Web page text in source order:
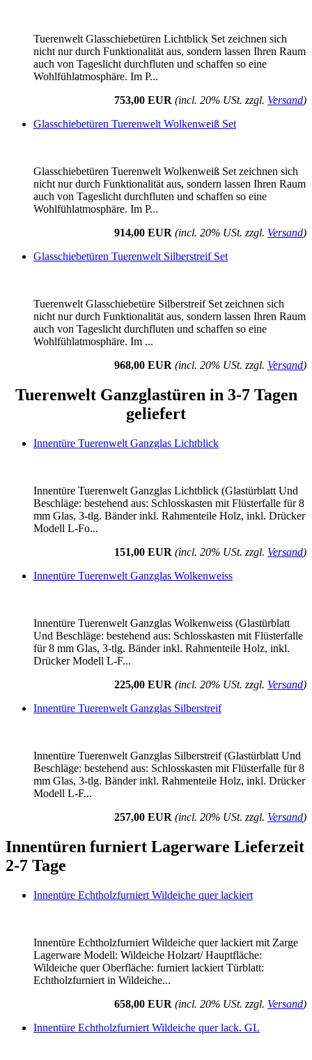
Tuerenwelt Glasschiebetüren Lichtblick Set zeichnen sich
nicht nur durch Funktionalität aus, sondern lassen Ihren Raum
auch von Tageslicht durchfluten und schaffen so eine
Wohlfühlatmosphäre. Im P...
753,00 EUR (incl. 20% USt. zzgl. Versand)
Glasschiebetüren Tuerenwelt Wolkenweiß Set
Glasschiebetüren Tuerenwelt Wolkenweiß Set zeichnen sich
nicht nur durch Funktionalität aus, sondern lassen Ihren Raum
auch von Tageslicht durchfluten und schaffen so eine
Wohlfühlatmosphäre. Im P...
914,00 EUR (incl. 20% USt. zzgl. Versand)
Glasschiebetüren Tuerenwelt Silberstreif Set
Tuerenwelt Glasschiebetüre Silberstreif Set zeichnen sich
nicht nur durch Funktionalität aus, sondern lassen Ihren Raum
auch von Tageslicht durchfluten und schaffen so eine
Wohlfühlatmosphäre. Im ...
968,00 EUR (incl. 20% USt. zzgl. Versand)
Tuerenwelt Ganzglastüren in 3-7 Tagen
geliefert
Innentüre Tuerenwelt Ganzglas Lichtblick
Innentüre Tuerenwelt Ganzglas Lichtblick (Glastürblatt Und
Beschläge: bestehend aus: Schlosskasten mit Flüsterfalle für 8
mm Glas, 3-tlg. Bänder inkl. Rahmenteile Holz, inkl. Drücker
Modell L-Fo...
151,00 EUR (incl. 20% USt. zzgl. Versand)
Innentüre Tuerenwelt Ganzglas Wolkenweiss
Innentüre Tuerenwelt Ganzglas Wolkenweiss (Glastürblatt
Und Beschläge: bestehend aus: Schlosskasten mit Flüsterfalle
für 8 mm Glas, 3-tlg. Bänder inkl. Rahmenteile Holz, inkl.
Drücker Modell L-F...
225,00 EUR (incl. 20% USt. zzgl. Versand)
Innentüre Tuerenwelt Ganzglas Silberstreif
Innentüre Tuerenwelt Ganzglas Silberstreif (Glastürblatt Und
Beschläge: bestehend aus: Schlosskasten mit Flüsterfalle für 8
mm Glas, 3-tlg. Bänder inkl. Rahmenteile Holz, inkl. Drücker
Modell L-F...
257,00 EUR (incl. 20% USt. zzgl. Versand)
Innentüren furniert Lagerware Lieferzeit
2-7 Tage
Innentüre Echtholzfurniert Wildeiche quer lackiert
Innentüre Echtholzfurniert Wildeiche quer lackiert mit Zarge
Lagerware Modell: Wildeiche Holzart/ Hauptfläche:
Wildeiche quer Oberfläche: furniert lackiert Türblatt:
Echtholzfurniert in Wildeiche...
658,00 EUR (incl. 20% USt. zzgl. Versand)
Innentüre Echtholzfurniert Wildeiche quer lack. GL